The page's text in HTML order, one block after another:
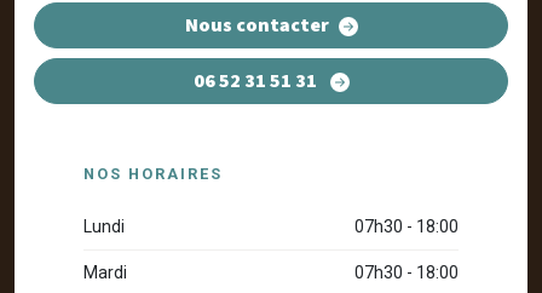
Nous contacter
06 52 31 51 31
NOS HORAIRES
Lundi 07h30 - 18:00
Mardi 07h30 - 18:00